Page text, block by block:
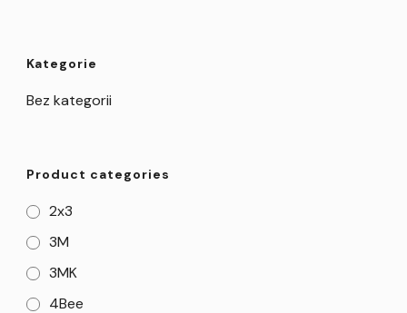
Kategorie
Bez kategorii
Product categories
2x3
3M
3MK
4Bee